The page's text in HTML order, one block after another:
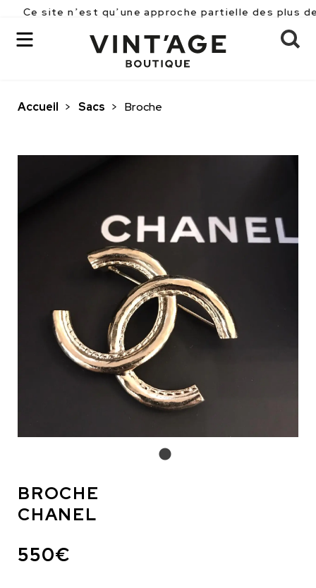
n’est qu’une approche partielle des plus de 2500
Accueil > Sacs > Broche
BROCHE
CHANEL
550€